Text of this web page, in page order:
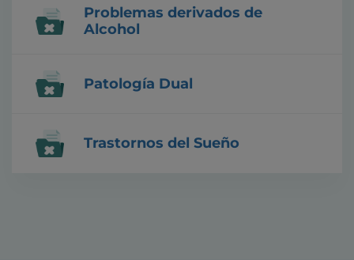
Problemas derivados de
Alcohol
Patología Dual
Trastornos del Sueño